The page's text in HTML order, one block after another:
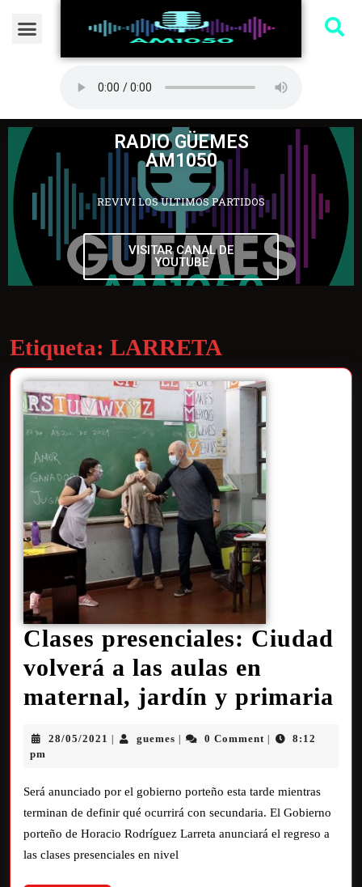
RADIO GÜEMES
AM1050
REVIVI LOS ULTIMOS PARTIDOS
VISITAR CANAL DE
YOUTUBE
Etiqueta: LARRETA
Clases presenciales: Ciudad
volverá a las aulas en
maternal, jardín y primaria
28/05/2021 guemes 0 Comment
8:12
pm
Será anunciado por el gobierno porteño esta tarde mientras
terminan de definir qué ocurrirá con secundaria. El Gobierno
porteño de Horacio Rodríguez Larreta anunciará el regreso a
las clases presenciales en nivel